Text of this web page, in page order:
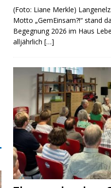
(Foto: Liane Merkle)
Motto „GemEinsam?!“ stand
Begegnung 2026 im Haus
alljährlich[…]